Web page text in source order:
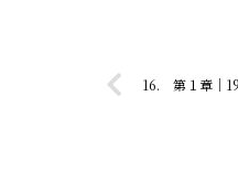
16. 第１章｜